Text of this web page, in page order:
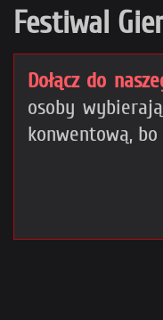
Festiwal
Dołącz do
osoby
konwentową,